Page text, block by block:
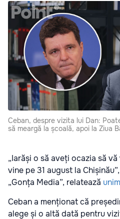
Ceban, despre vizita lui Dan:
să meargă la școală, apoi la Ziua
„Iarăși o să aveți ocazia să
vine pe 31 august la
„Gonța Media”, relatează
Ceban a menționat că
alege și o altă dată pentru